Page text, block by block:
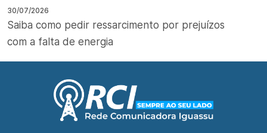
30/07/2026
Saiba como pedir ressarcimento por prejuízos
com a falta de energia